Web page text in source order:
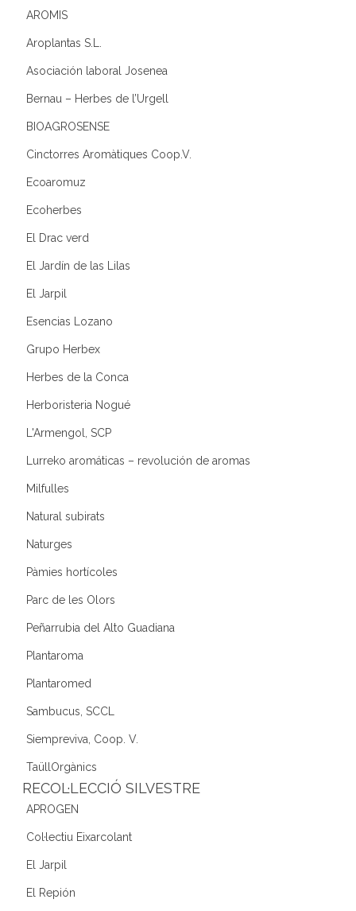
AROMIS
Aroplantas S.L.
Asociación laboral Josenea
Bernau – Herbes de l’Urgell
BIOAGROSENSE
Cinctorres Aromàtiques Coop.V.
Ecoaromuz
Ecoherbes
El Drac verd
El Jardín de las Lilas
El Jarpil
Esencias Lozano
Grupo Herbex
Herbes de la Conca
Herboristeria Nogué
L'Armengol, SCP
Lurreko aromáticas – revolución de aromas
Milfulles
Natural subirats
Naturges
Pàmies hortícoles
Parc de les Olors
Peñarrubia del Alto Guadiana
Plantaroma
Plantaromed
Sambucus, SCCL
Siempreviva, Coop. V.
TaüllOrgànics
RECOL·LECCIÓ SILVESTRE
APROGEN
Col·lectiu Eixarcolant
El Jarpil
El Repión